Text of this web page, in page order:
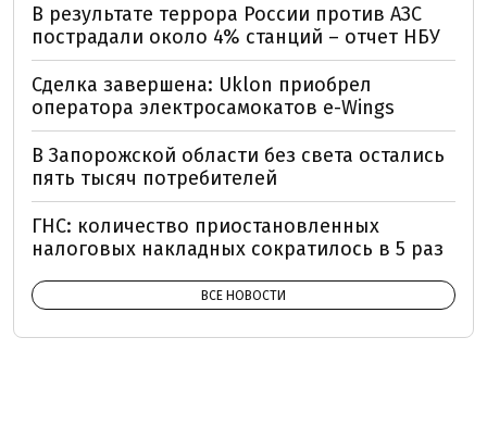
В результате террора России против АЗС
пострадали около 4% станций – отчет НБУ
Сделка завершена: Uklon приобрел
оператора электросамокатов e-Wings
В Запорожской области без света остались
пять тысяч потребителей
ГНС: количество приостановленных
налоговых накладных сократилось в 5 раз
ВСЕ НОВОСТИ